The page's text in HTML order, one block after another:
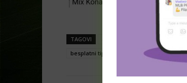
TAGOVI analize
besplatni tipovi
besplatni tipovi za